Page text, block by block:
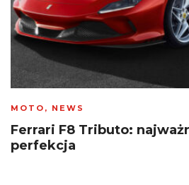
MOTO , NEWS
Ferrari F8 Tributo:
perfekcja